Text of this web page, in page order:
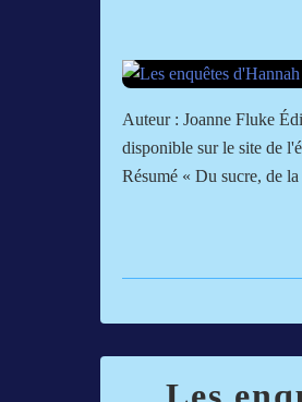
Auteur : Joanne Fluke
disponible sur le site de
Résumé « Du sucre, de